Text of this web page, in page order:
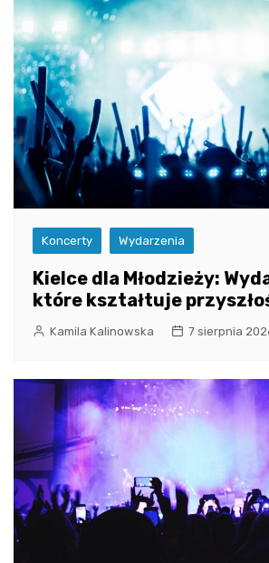
Koncerty Wydarzenia
Kielce dla Młodzieży:
które kształtuje
Kamila Kalinowska 7 sierpnia